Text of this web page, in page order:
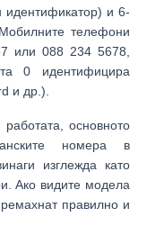
идентификатор) и 6-
телефони
или088 234 5678
0 идентифицира
и др.).
основното
номера в
изглежда като
. Ако видите модела
правилно и